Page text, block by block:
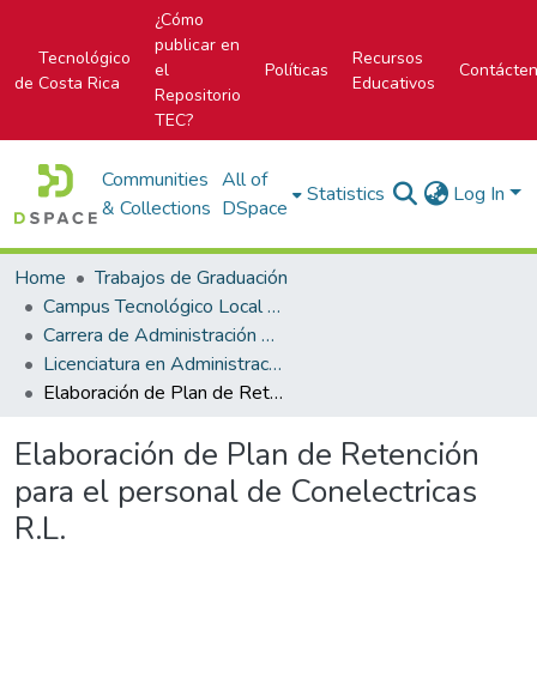
Tecnológico
de Costa Rica
¿Cómo
publicar en
el
Repositorio
TEC?
Políticas
Recursos
Educativos
Communities
& Collections
All of
DSpace
Statistics Log In
Home
Trabajos de Graduación
Campus Tecnológico Local San José
Carrera de Administración de Empresa
Licenciatura en Administración de Empresas
Elaboración de Plan de Retención para el personal de Conelectricas R.L.
Elaboración de Plan de Retención
para el personal de Conelectricas
R.L.